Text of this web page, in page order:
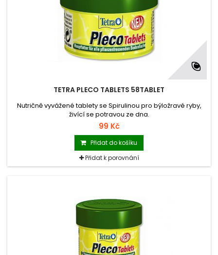
TETRA PLECO TABLETS 58TABLET
Nutričně vyvážené tablety se Spirulinou pro býložravé ryby,
živící se potravou ze dna.
99 Kč
Přidat do košíku
Přidat k porovnání